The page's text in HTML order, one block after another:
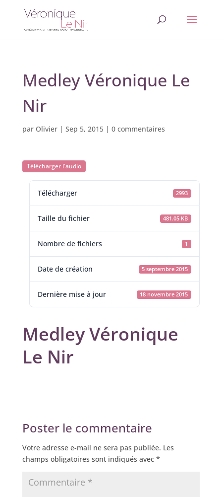
Medley Véronique Le
Nir
par Olivier| Sep 5, 2015| 0 commentaires
Télécharger l'audio
Télécharger 2993
Taille du fichier 481.05 KB
Nombre de fichiers 1
Date de création 5 septembre 2015
Dernière mise à jour 18 novembre 2015
Medley Véronique
Le Nir
Poster le commentaire
Votre adresse e-mail ne sera pas publiée. Les
champs obligatoires sont indiqués avec *